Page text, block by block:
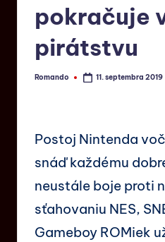
pokračuje
pirátstvu
Romando 11. septembra 2019
Postoj Nintenda
snáď každému
neustále boje proti
sťahovaniu NES,
Gameboy ROMiek